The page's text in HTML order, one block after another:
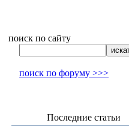
поиск по сайту
поиск по форуму >>>
Последние статьи